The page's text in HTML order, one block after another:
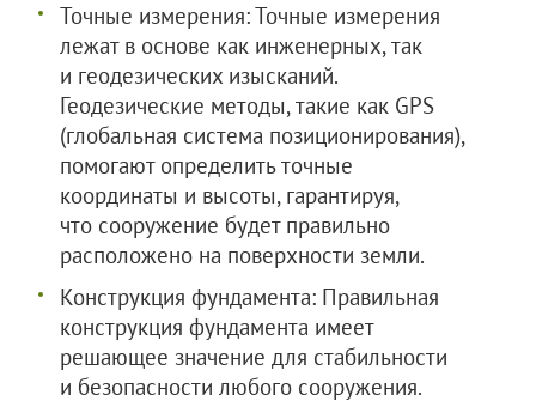
Точные измерения: Точные измерения
лежат в основе как инженерных, так
и геодезических изысканий.
Геодезические методы, такие как GPS
(глобальная система позиционирования),
помогают определить точные
координаты и высоты, гарантируя,
что сооружение будет правильно
расположено на поверхности земли.
Конструкция фундамента: Правильная
конструкция фундамента имеет
решающее значение для стабильности
и безопасности любого сооружения.